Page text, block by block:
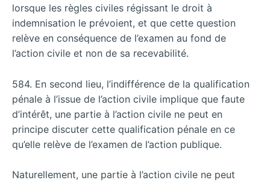
lorsque les règles civiles régissant le droit à
indemnisation le prévoient, et que cette question
relève en conséquence de l’examen au fond de
l’action civile et non de sa recevabilité.
584. En second lieu, l’indifférence de la qualification
pénale à l’issue de l’action civile implique que faute
d’intérêt, une partie à l’action civile ne peut en
principe discuter cette qualification pénale en ce
qu’elle relève de l’examen de l’action publique.
Naturellement, une partie à l’action civile ne peut